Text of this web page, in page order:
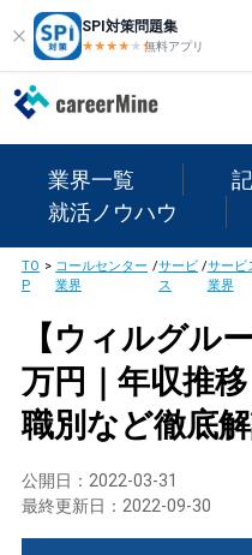
SPI対策問題集
★★★★ ★★
無料アプリ
業界一覧
就活ノウハウ
TO
P
> コールセンター
業界
/サービ
ス
/サービ
業界
【ウィルグル
万円｜年収推
職別など徹底解
公開日： 2022-03-31
最終更新日： 2022-09-30